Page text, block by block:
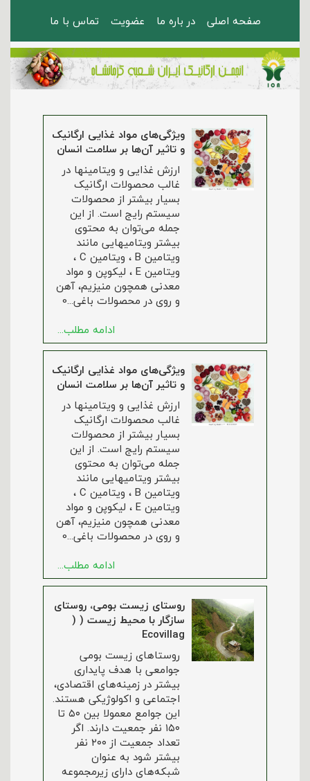
صفحه اصلی در باره ما عضویت تماس با ما
ویژگی‌های مواد غذایی ارگانیک
و تاثیر آن‌ها بر سلامت انسان
ارزش غذایی و ویتامینها در
غالب محصولات ارگانیک
بسیار بیشتر از محصولات
سیستم رایج است. از این
جمله می‌توان به محتوی
بیشتر ویتامیهایی مانند
ویتامین B ، ویتامین C ،
ویتامین E ، لیکوپن و مواد
معدنی همچون منیزیم، آهن
و روی در محصولات باغی...0
ادامه مطلب...
ویژگی‌های مواد غذایی ارگانیک
و تاثیر آن‌ها بر سلامت انسان
ارزش غذایی و ویتامینها در
غالب محصولات ارگانیک
بسیار بیشتر از محصولات
سیستم رایج است. از این
جمله می‌توان به محتوی
بیشتر ویتامیهایی مانند
ویتامین B ، ویتامین C ،
ویتامین E ، لیکوپن و مواد
معدنی همچون منیزیم، آهن
و روی در محصولات باغی...0
ادامه مطلب...
روستای زیست بومی، روستای
سازگار با محیط زیست ( (
Ecovillag
روستاهای زیست بومی
جوامعی با هدف پایداری
بیشتر در زمینه‌های اقتصادی،
اجتماعی و اکولوژیکی هستند.
این جوامع معمولا بین ۵۰ تا
۱۵۰ نفر جمعیت دارند. اگر
تعداد جمعیت از ۲۰۰ نفر
بیشتر شود به عنوان
شبکه‌های دارای زیرمجموعه